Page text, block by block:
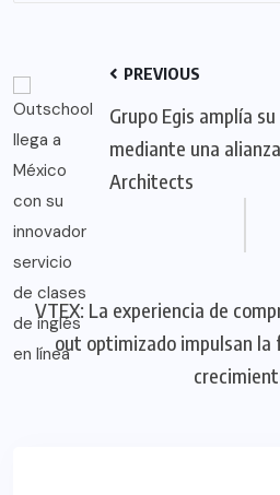
PREVIOUS
Grupo Egis amplía
mediante una
Architects
VTEX: La experiencia de
out optimizado impulsan la